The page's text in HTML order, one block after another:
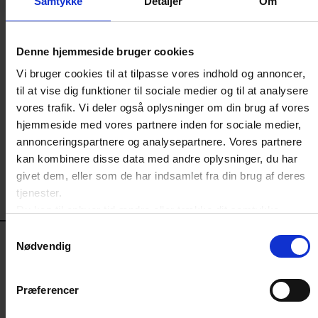
Denne hjemmeside bruger cookies
Vi bruger cookies til at tilpasse vores indhold og annoncer,
til at vise dig funktioner til sociale medier og til at analysere
vores trafik. Vi deler også oplysninger om din brug af vores
hjemmeside med vores partnere inden for sociale medier,
annonceringspartnere og analysepartnere. Vores partnere
kan kombinere disse data med andre oplysninger, du har
givet dem, eller som de har indsamlet fra din brug af deres
tjenester.
hjørne på websitet.
Nødvendig
Præferencer
Vi hjælper dig i den daglige